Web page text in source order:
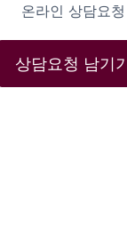
온라인 상담요청
상담요청 남기